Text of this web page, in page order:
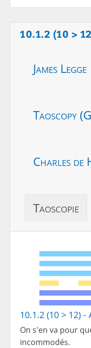
10.1.2 (10 >
James Legge
Taoscopy
Charles de
Taoscopie
10.1.2 (10 > 12)
On s'en va pour
incommodés.